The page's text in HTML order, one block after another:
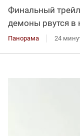
Финальный
демоны рвутся
Панорама 24